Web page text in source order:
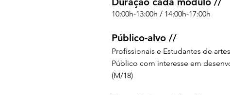
10:00h-13:00h / 14:00h-17:00h
Público-alvo //
Profissionais e Estudantes de
Público com interesse em
(M/18)